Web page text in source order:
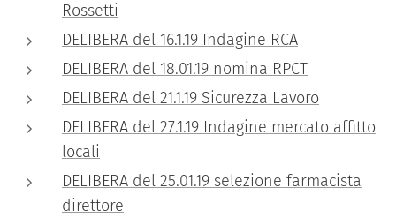
Rossetti
DELIBERA del 16.1.19 Indagine RCA
DELIBERA del 18.01.19 nomina RPCT
DELIBERA del 21.1.19 Sicurezza Lavoro
DELIBERA del 27.1.19 Indagine mercato affitto
locali
DELIBERA del 25.01.19 selezione farmacista
direttore